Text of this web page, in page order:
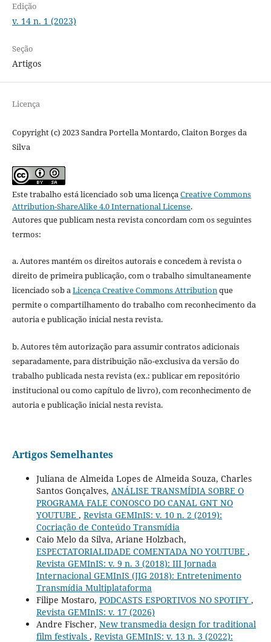
Edição
v. 14 n. 1 (2023)
Seção
Artigos
Licença
Copyright (c) 2023 Sandra Portella Montardo, Claiton Borges da
Silva
Este trabalho está licenciado sob uma licençaCreative Commons
Attribution-ShareAlike 4.0 International License.
Autores que publicam nesta revista concordam com os seguintes
termos:
a. Autores mantém os direitos autorais e concedem à revista o
direito de primeira publicação, com o trabalho simultaneamente
licenciado sob aLicença Creative Commons Attributionque
permite o compartilhamento do trabalho com reconhecimento da
autoria e publicação inicial nesta revista.
b. Autores têm autorização para assumir contratos adicionais
separadamente, para distribuição não-exclusiva da versão do
trabalho publicada nesta revista (ex.: publicar em repositório
institucional ou como capítulo de livro), com reconhecimento de
autoria e publicação inicial nesta revista.
Artigos Semelhantes
Juliana de Almeida Lopes de Almeida Souza, Charles
Santos Gonçalves, ANÁLISE TRANSMÍDIA SOBRE O
PROGRAMA FALE CONOSCO DO CANAL GNT NO
YOUTUBE , Revista GEMInIS: v. 10 n. 2 (2019):
Cocriação de Conteúdo Transmídia
Caio Melo da Silva, Ariane Holzbach,
ESPECTATORIALIDADE COMENTADA NO YOUTUBE ,
Revista GEMInIS: v. 9 n. 3 (2018): III Jornada
Internacional GEMInIS (JIG 2018): Entretenimento
Transmídia Multiplataforma
Filipe Mostaro, PODCASTS ESPORTIVOS NO SPOTIFY ,
Revista GEMInIS: v. 17 (2026)
Andre Fischer, New transmedia design for traditional
film festivals , Revista GEMInIS: v. 13 n. 3 (2022):